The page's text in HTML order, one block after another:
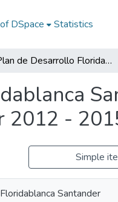
DSpace Statistics
Plan de Desarrollo Floridablanca Santander 2012 - 2015: PD Floridablanca Santander 2012 - 2015
2012 -
Simple
Santander